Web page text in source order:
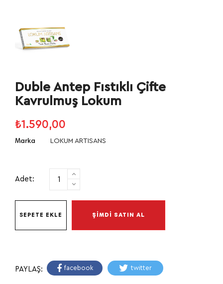
Duble Antep Fıstıklı Çifte
Kavrulmuş Lokum
₺1.590,00
Marka LOKUM ARTISANS
Adet:
SEPETE EKLE ŞİMDİ SATIN AL
PAYLAŞ: facebook twitter